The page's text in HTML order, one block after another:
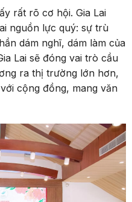
rất rõ cơ hội. Gia Lai
nguồn lực quý: sự trù
dám nghĩ, dám làm của
Lai sẽ đóng vai trò cầu
ra thị trường lớn hơn,
cộng đồng, mang văn